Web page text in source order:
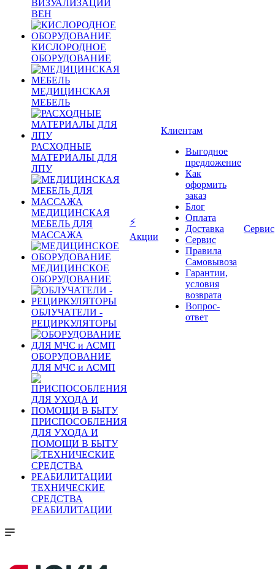
ВИЗУАЛИЗАЦИИ
ВЕН
КИСЛОРОДНОЕ
ОБОРУДОВАНИЕ
МЕДИЦИНСКАЯ
МЕБЕЛЬ
РАСХОДНЫЕ
МАТЕРИАЛЫ ДЛЯ
ЛПУ
МЕДИЦИНСКАЯ
МЕБЕЛЬ ДЛЯ
МАССАЖА
МЕДИЦИНСКОЕ
ОБОРУДОВАНИЕ
ОБЛУЧАТЕЛИ -
РЕЦИРКУЛЯТОРЫ
ОБОРУДОВАНИЕ
ДЛЯ МЧС и АСМП
ПРИСПОСОБЛЕНИЯ
ДЛЯ УХОДА И
ПОМОЩИ В БЫТУ
ТЕХНИЧЕСКИЕ
СРЕДСТВА
РЕАБИЛИТАЦИИ
⚡
Акции
Клиентам
Выгодное
предложение
Как
оформить
заказ
Блог
Оплата
Доставка
Сервис
Правила
Самовывоза
Гарантии,
условия
возврата
Вопрос-
ответ
Сервис